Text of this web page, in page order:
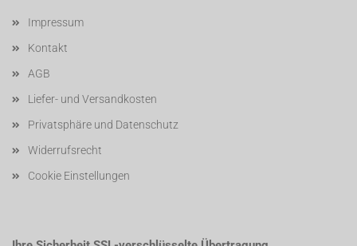
Impressum
Kontakt
AGB
Liefer- und Versandkosten
Privatsphäre und Datenschutz
Widerrufsrecht
Cookie Einstellungen